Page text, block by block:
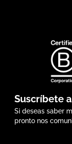
Suscríbete
Si deseas saber
pronto nos